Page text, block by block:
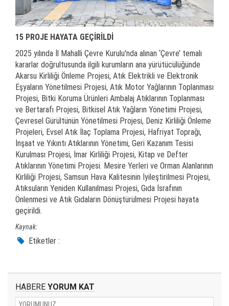
15 PROJE HAYATA GEÇİRİLDİ
2025 yılında İl Mahalli Çevre Kurulu'nda alınan ‘Çevre’ temalı
kararlar doğrultusunda ilgili kurumların ana yürütücülüğünde
Akarsu Kirliliği Önleme Projesi, Atık Elektrikli ve Elektronik
Eşyaların Yönetilmesi Projesi, Atık Motor Yağlarının Toplanması
Projesi, Bitki Koruma Ürünleri Ambalaj Atıklarının Toplanması
ve Bertarafı Projesi, Bitkisel Atık Yağların Yönetimi Projesi,
Çevresel Gürültünün Yönetilmesi Projesi, Deniz Kirliliği Önleme
Projeleri, Evsel Atık İlaç Toplama Projesi, Hafriyat Toprağı,
İnşaat ve Yıkıntı Atıklarının Yönetimi, Geri Kazanım Tesisi
Kurulması Projesi, İmar Kirliliği Projesi, Kitap ve Defter
Atıklarının Yönetimi Projesi. Mesire Yerleri ve Orman Alanlarının
Kirliliği Projesi, Samsun Hava Kalitesinin İyileştirilmesi Projesi,
Atıksuların Yeniden Kullanılması Projesi, Gıda İsrafının
Önlenmesi ve Atık Gıdaların Dönüştürülmesi Projesi hayata
geçirildi.
Kaynak:
Etiketler :
HABERE YORUM KAT